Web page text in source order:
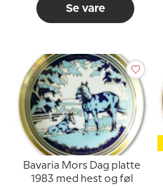
Se vare
Bavaria Mors Dag platte
1983 med hest og føl